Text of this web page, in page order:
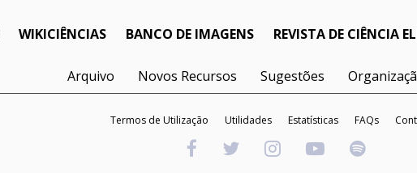
WIKICIÊNCIAS BANCO DE IMAGENS REVISTA DE CIÊNCIA
Arquivo Novos Recursos Sugestões
Termos de Utilização Utilidades Estatísticas FAQs